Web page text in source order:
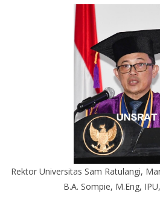
Rektor Universitas Sam Ratulangi,
B.A. Sompie, M.Eng,